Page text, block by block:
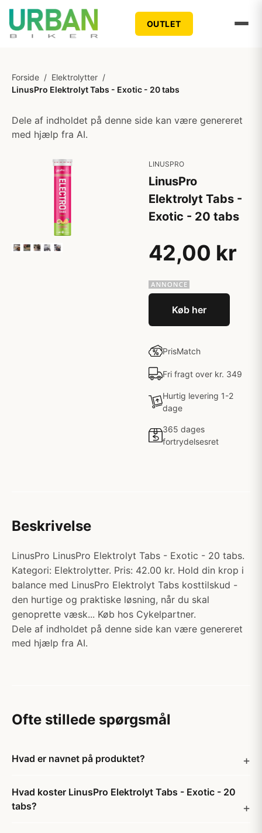
OUTLET
Forside / Elektrolytter /
LinusPro Elektrolyt Tabs - Exotic - 20 tabs
Dele af indholdet på denne side kan være genereret
med hjælp fra AI.
LINUSPRO
LinusPro
Elektrolyt Tabs -
Exotic - 20 tabs
42,00 kr
Køb her
PrisMatch
Fri fragt over kr. 349
Hurtig levering 1-2
dage
365 dages
fortrydelsesret
Beskrivelse
LinusPro LinusPro Elektrolyt Tabs - Exotic - 20 tabs.
Kategori: Elektrolytter. Pris: 42.00 kr. Hold din krop i
balance med LinusPro Elektrolyt Tabs kosttilskud -
den hurtige og praktiske løsning, når du skal
genoprette væsk... Køb hos Cykelpartner.
Dele af indholdet på denne side kan være genereret
med hjælp fra AI.
Ofte stillede spørgsmål
Hvad er navnet på produktet?
Hvad koster LinusPro Elektrolyt Tabs - Exotic - 20
tabs?